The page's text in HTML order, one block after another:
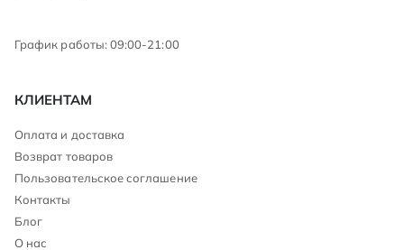
График работы: 09:00-21:00
КЛИЕНТАМ
Оплата и доставка
Возврат товаров
Пользовательское соглашение
Контакты
Блог
О нас